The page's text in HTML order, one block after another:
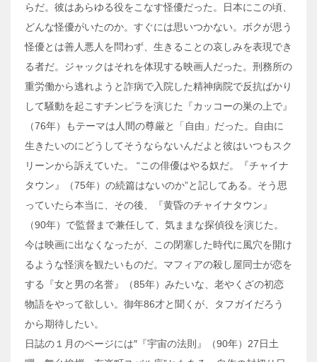
らだ。彼はあらゆる役をこなす怪優だった。日本にこの頃、
どんな怪優がいたのか。すぐには思いつかない。ボクが思う
怪優とは善人悪人を問わず、生きることの哀しみを表現でき
る者だ。ジャックはそれを体現する映画人だった。刑務所の
重労働から逃れようと詐病で入院した精神病院で反抗ばかり
して騒動を起こすチンピラを演じた『カッコーの巣の上で』
（76年）もテーマは人間の尊厳と「自由」だった。自由に
生きたいのにどうしてそうならないんだよと彼はいつもスク
リーンから訴えていた。 “この俳優はやる奴だ。『チャイナ
タウン』（75年）の続篇はないのか”と記してある。そう思
っていたら本当に、その後、『黄昏のチャイナタウン』
（90年）で監督まで兼任して、気ままな探偵役を演じた。
今は映画に出なくなったが、この閉塞した時代に風穴を開け
るような怪演を観たいものだ。マフィアの殺し屋同士が恋を
する『女と男の名誉』（85年）みたいな、老やくざの初恋
物語をやって欲しい。御年86才と聞くが、タフガイだろう
から期待したい。
日誌の１月のページには″『宇宙の法則』（90年）27日土